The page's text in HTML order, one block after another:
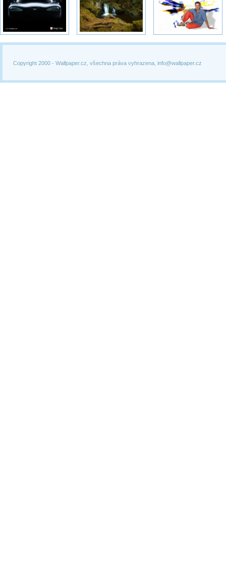
Copyright 2000 - Wallpaper.cz, všechna práva vyhrazena, info@wallpaper.cz